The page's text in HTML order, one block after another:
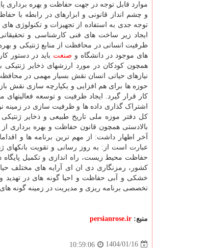
موارد قابل توجه در جهت حفاظت و بهره برداری
و چشم انداز قانونی و ابزارهای در رابطه با
توجه جدی به استفاده از تجهیزات و تکنولوژی
ایجاد زیر ساخت های فنی کارشناسی و
ظرفیت انسانی در محافظت از منابع ژنتیکی و بهره
های موجود در دانشگاه و صنعت باید در دستور
همچون کودکان در مورد ارزشهای ذخایر ژنتیکی
نیازهای حیاتی انسان نقش بسیار مهمی در
حوزه ها برای هم افزایی و یکپارچه سازی نقش
کار قرار گیرد. ایجاد ظرفیت و توسعه
اشتراک گذاری داده ها و ظرفیت سازی در
کل دفتر موزه ملی تاریخ طبیعی و ذخایر
بالادستی همچون قانون حفاظت و بهره برداری
آخر اظهار داشت: از مهم ترین برنامه ها و
عبارت است از: به روز رسانی و تقویت
حفاظت محیط زیست، راه اندازی و تکمیل پایگاه
کشور، رمزنگاری دی ان ای آرایه های مختلف
خشکی و آبی حفاظت و احیا گونه های در
تخصصی برنامه ریزی و مدیریت در زمینه گونه
منبع: persianrose.ir
1404/01/16
10:59:06